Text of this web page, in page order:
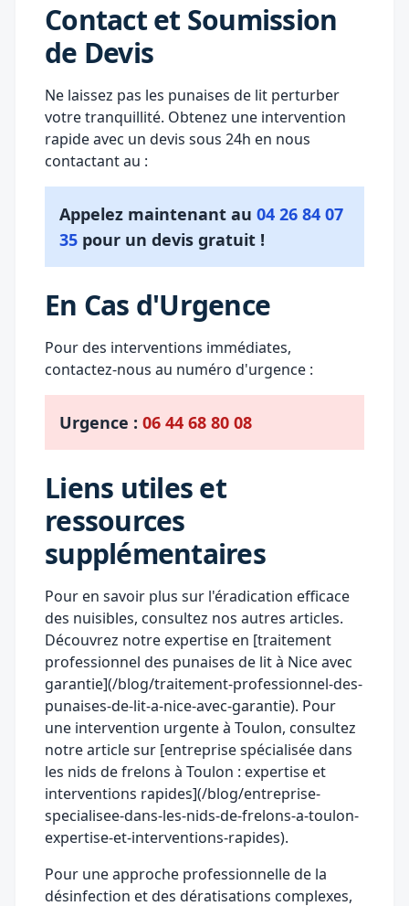
Contact et Soumission
de Devis
Ne laissez pas les punaises de lit perturber
votre tranquillité. Obtenez une intervention
rapide avec un devis sous 24h en nous
contactant au :
Appelez maintenant au 04 26 84 07
35 pour un devis gratuit !
En Cas d'Urgence
Pour des interventions immédiates,
contactez-nous au numéro d'urgence :
Urgence : 06 44 68 80 08
Liens utiles et
ressources
supplémentaires
Pour en savoir plus sur l'éradication efficace
des nuisibles, consultez nos autres articles.
Découvrez notre expertise en [traitement
professionnel des punaises de lit à Nice avec
garantie](/blog/traitement-professionnel-des-
punaises-de-lit-a-nice-avec-garantie). Pour
une intervention urgente à Toulon, consultez
notre article sur [entreprise spécialisée dans
les nids de frelons à Toulon : expertise et
interventions rapides](/blog/entreprise-
specialisee-dans-les-nids-de-frelons-a-toulon-
expertise-et-interventions-rapides).
Pour une approche professionnelle de la
désinfection et des dératisations complexes,